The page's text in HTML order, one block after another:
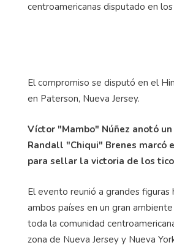
centroamericanas disputado en
El compromiso se disputó en el
en Paterson, Nueva Jersey.
Víctor "Mambo" Núñez anotó
Randall "Chiqui" Brenes marcó
para sellar la victoria de los
El evento reunió a grandes figuras
ambos países en un gran
toda la comunidad
zona de Nueva Jersey y Nueva